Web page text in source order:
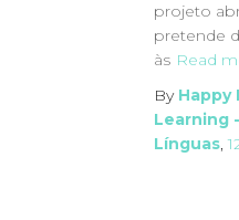
projeto
pretende
às Read
By
Learning
Línguas,